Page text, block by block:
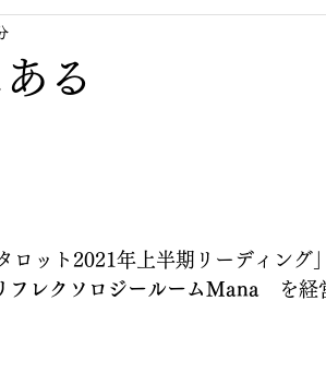
ットセッション
る
ロット2021年上半期リーディング
フレクソロジールームMana
を経